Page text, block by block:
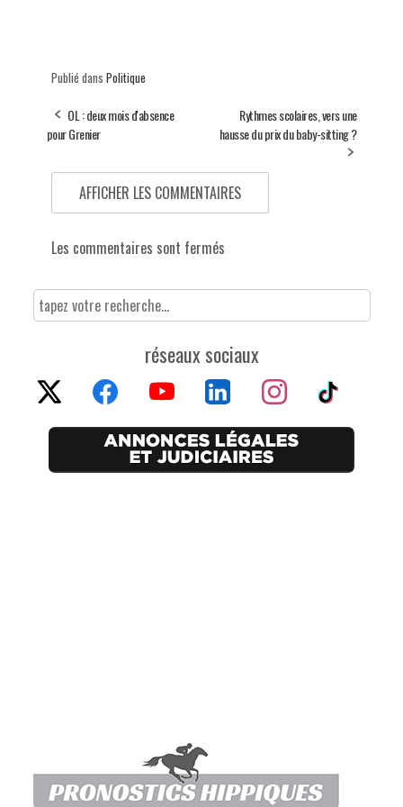
Publié dans Politique
OL : deux mois d'absence
pour Grenier
Rythmes scolaires, vers une
hausse du prix du baby-sitting ?
AFFICHER LES COMMENTAIRES
Les commentaires sont fermés
réseaux sociaux